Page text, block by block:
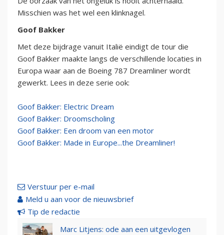
Misschien was het wel een klinknagel.
Goof Bakker
Met deze bijdrage vanuit Italië eindigt de tour die
Goof Bakker maakte langs de verschillende locaties in
Europa waar aan de Boeing 787 Dreamliner wordt
gewerkt. Lees in deze serie ook:
Goof Bakker: Electric Dream
Goof Bakker: Droomscholing
Goof Bakker: Een droom van een motor
Goof Bakker: Made in Europe...the Dreamliner!
Verstuur per e-mail
Meld u aan voor de nieuwsbrief
Tip de redactie
Marc Litjens: ode aan een uitgevlogen